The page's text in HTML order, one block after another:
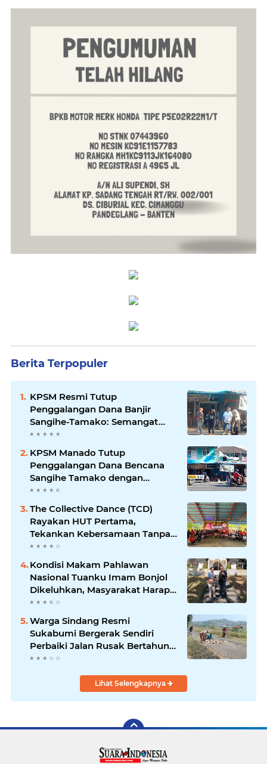
Berita Terpopuler
KPSM Resmi Tutup
Penggalangan Dana Banjir
Sangihe-Tamako: Semangat
Kebersamaan & Solidaritas
Tetap Terjaga
KPSM Manado Tutup
Penggalangan Dana Bencana
Sangihe Tamako dengan
Semangat Tinggi, Dihadiri
Banyak Seniman Ibu Kota
The Collective Dance (TCD)
Rayakan HUT Pertama,
Tekankan Kebersamaan Tanpa
Batas
Kondisi Makam Pahlawan
Nasional Tuanku Imam Bonjol
Dikeluhkan, Masyarakat Harap
Pemerintah Segera Lakukan
Pembenahan
Warga Sindang Resmi
Sukabumi Bergerak Sendiri
Perbaiki Jalan Rusak Bertahun-
Tahun, Pemerintah Kabupaten
Lihat Selengkapnya